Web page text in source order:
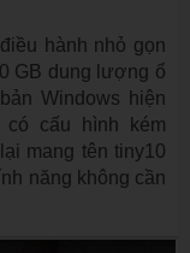
hành nhỏ gọn
GB dung lượng ổ
Windows hiện
cấu hình kém
mang tên tiny10
năng không cần